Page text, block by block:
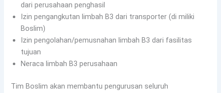
dari perusahaan penghasil
Izin pengangkutan limbah B3 dari transporter (di miliki
Boslim)
Izin pengolahan/pemusnahan limbah B3 dari fasilitas
tujuan
Neraca limbah B3 perusahaan
Tim Boslim akan membantu pengurusan seluruh